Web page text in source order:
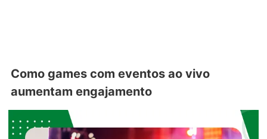
Como games com eventos ao vivo
aumentam engajamento